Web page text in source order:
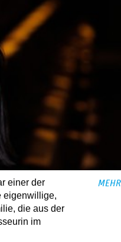
einer der
eigenwillige,
die aus der
im
MEHR